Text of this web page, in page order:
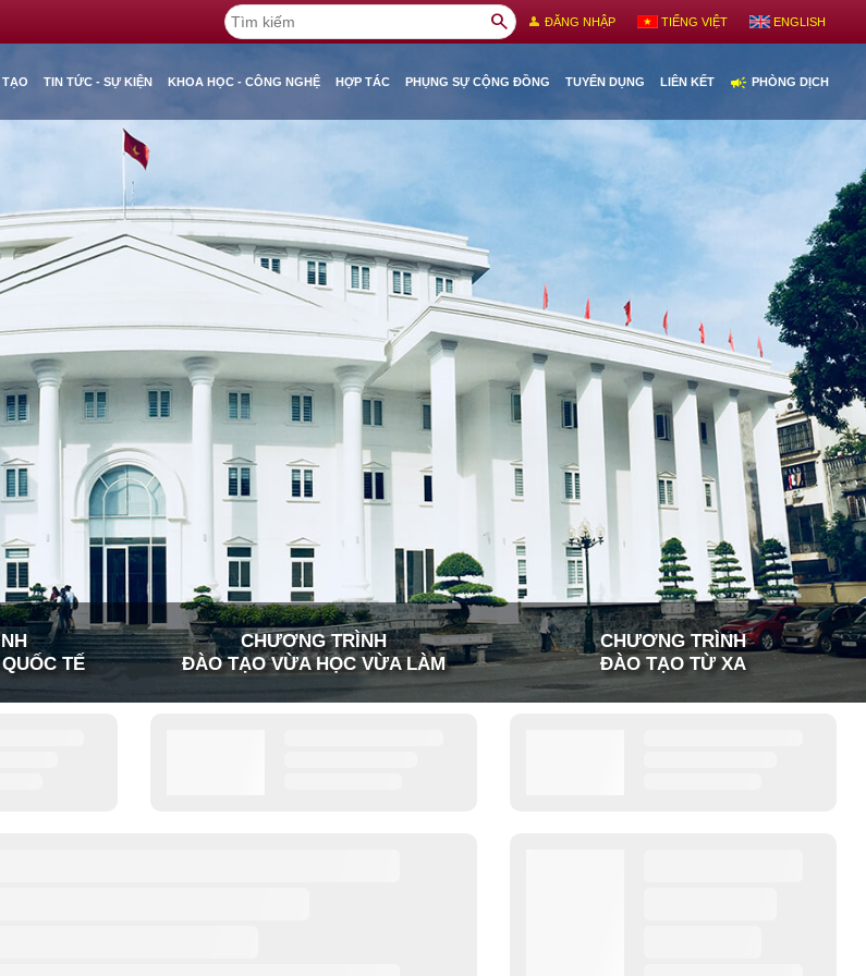
search person ĐĂNG NHẬP TIẾNG VIỆT ENGLISH
TIN TỨC - SỰ KIỆN KHOA HỌC - CÔNG NGHỆ HỢP TÁC PHỤNG SỰ CỘNG ĐỒNG TUYỂN DỤNG LIÊN KẾT campaign PHÒNG DỊCH
TẾ
CHƯƠNG TRÌNH
ĐÀO TẠO VỪA HỌC VỪA LÀM
CHƯƠNG TRÌNH
ĐÀO TẠO TỪ XA